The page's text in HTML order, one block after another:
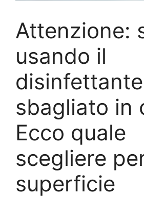
Attenzione:
usando il
disinfettante
sbagliato in
Ecco quale
scegliere
superficie